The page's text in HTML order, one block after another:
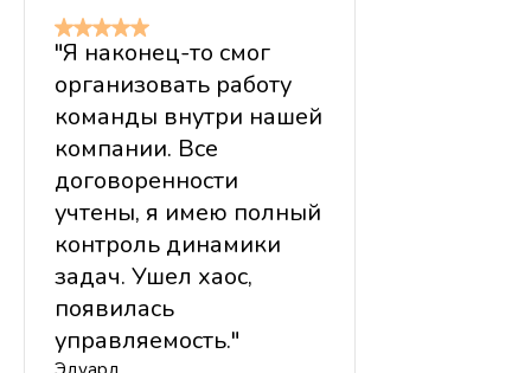
Премиум
20% скидка
Тариф для организации работы нескольких
направлений компании или большого количества
24 000 руб/год
Подключить
До 10 проектов
До 3 чатов/проект
Ежедневные сводки + уведомления
90 ручных сводок/мес
"Я наконец-то смог
организовать работу
команды внутри нашей
компании. Все
договоренности
учтены, я имею полный
контроль динамики
задач. Ушел хаос,
появилась
управляемость."